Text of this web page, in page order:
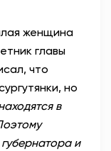
женщина
главы
что
но
в
и